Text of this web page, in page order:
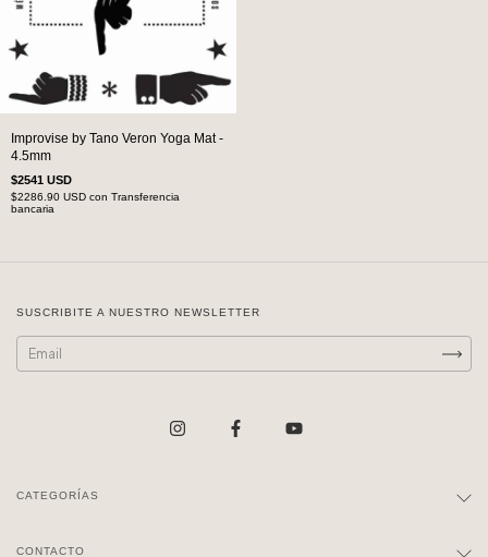
Improvise by Tano Veron Yoga Mat -
4.5mm
$2541 USD
$2286.90 USD con Transferencia
bancaria
SUSCRIBITE A NUESTRO NEWSLETTER
CATEGORÍAS
CONTACTO